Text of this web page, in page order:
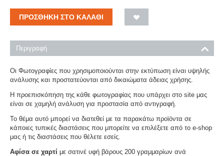
ΠΡΟΣΘΉΚΗ ΣΤΟ ΚΑΛΆΘΙ
Περιγραφή
Οι Φωτογραφίες που χρησιμοποιούνται στην εκτύπωση είναι υψηλής
ανάλυσης και προστατεύονται από δικαιώματα άδειας χρήσης.
Η προεπισκόπηση της κάθε φωτογραφίας που υπάρχει στο site μας
είναι σε χαμηλή ανάλυση για προστασία από αντιγραφή.
Το θέμα αυτό μπορεί να διατεθεί με τα παρακάτω προϊόντα σε
κάποιες τυπικές διαστάσεις που μπορείτε να επιλέξετε από το e-shop
μας ή τις διαστάσεις που θέλετε εσείς.
Αφίσα σε χαρτί με σατινέ υφή βάρους 200 γραμμαρίων ανά